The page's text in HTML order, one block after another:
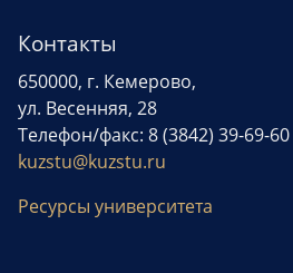
Контакты
650000, г. Кемерово,
ул. Весенняя, 28
Телефон/факс: 8 (3842) 39-69-60
kuzstu@kuzstu.ru
Ресурсы университета